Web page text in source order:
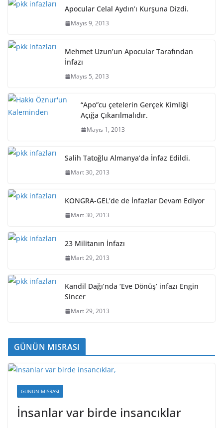
Apocular Celal Aydın’ı Kurşuna Dizdi.
Mayıs 9, 2013
Mehmet Uzun’un Apocular Tarafından
İnfazı
Mayıs 5, 2013
“Apo”cu çetelerin Gerçek Kimliği
Açığa Çıkarılmalıdır.
Mayıs 1, 2013
Salih Tatoğlu Almanya’da İnfaz Edildi.
Mart 30, 2013
KONGRA-GEL’de de İnfazlar Devam Ediyor
Mart 30, 2013
23 Militanın İnfazı
Mart 29, 2013
Kandil Dağı’nda ‘Eve Dönüş’ infazı Engin
Sincer
Mart 29, 2013
GÜNÜN MISRASI
GÜNÜN MISRASI
İnsanlar var birde insancıklar